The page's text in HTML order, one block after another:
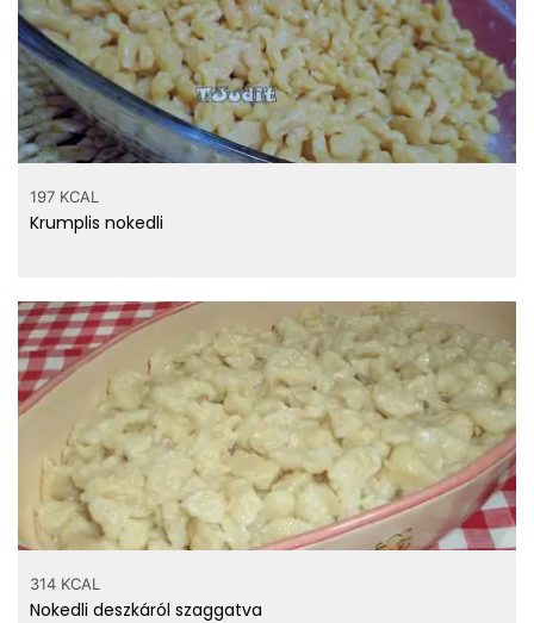
197 KCAL
Krumplis nokedli
314 KCAL
Nokedli deszkáról szaggatva